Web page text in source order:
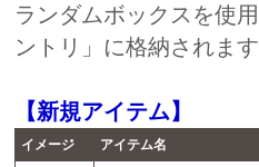
ランダムボックスを使
ントリ」に格納されま
【新規アイテム】
イメージ アイテム名